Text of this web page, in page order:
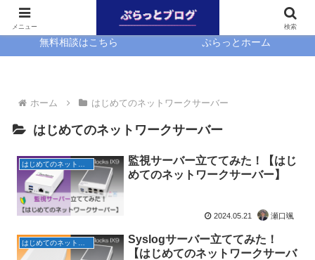
無料相談はこちら ぷらっとホーム
ホーム はじめてのネットワークサーバー
はじめてのネットワークサーバー
監視サーバー立ててみた！【はじ
めてのネットワークサーバー】
2024.05.21 瀬口颯
Syslogサーバー立ててみた！
【はじめてのネットワークサーバ
メニュー 検索